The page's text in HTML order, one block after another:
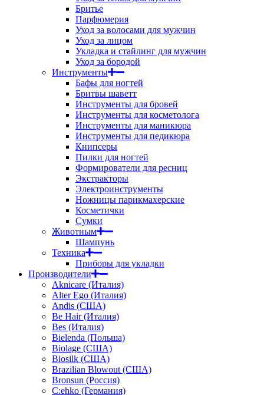
Бритье
Парфюмерия
Уход за волосами для мужчин
Уход за лицом
Укладка и стайлинг для мужчин
Уход за бородой
Инструменты
Бафы для ногтей
Бритвы шаветт
Инструменты для бровей
Инструменты для косметолога
Инструменты для маникюра
Инструменты для педикюра
Книпсеры
Пилки для ногтей
Формирователи для ресниц
Экстракторы
Электроинструменты
Ножницы парикмахерские
Косметички
Сумки
Животным
Шампунь
Техника
Приборы для укладки
Производители
Aknicare (Италия)
Alter Ego (Италия)
Andis (США)
Be Hair (Италия)
Bes (Италия)
Bielenda (Польша)
Biolage (США)
Biosilk (США)
Brazilian Blowout (США)
Bronsun (Россия)
C:ehko (Германия)